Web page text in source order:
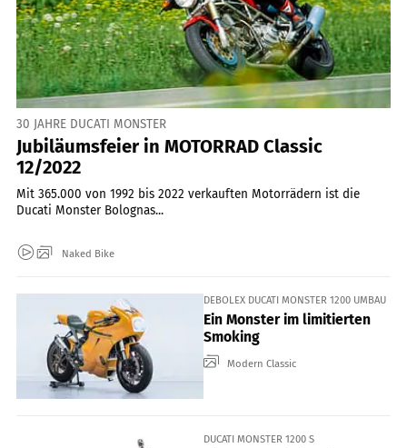
30 JAHRE DUCATI MONSTER
Jubiläumsfeier in MOTORRAD Classic
12/2022
Mit 365.000 von 1992 bis 2022 verkauften Motorrädern ist die
Ducati Monster Bolognas...
Naked Bike
DEBOLEX DUCATI MONSTER 1200 UMBAU
Ein Monster im limitierten
Smoking
Modern Classic
DUCATI MONSTER 1200 S